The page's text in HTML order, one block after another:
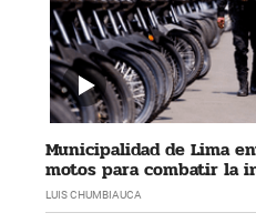
Municipalidad de Lima
motos para combatir la
LUIS CHUMBIAUCA